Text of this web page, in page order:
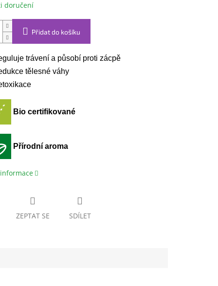
doručení
Přidat do košíku
trávení a působí proti zácpě
tělesné váhy
Bio certifikované
Přírodní aroma
ZEPTAT SE SDÍLET